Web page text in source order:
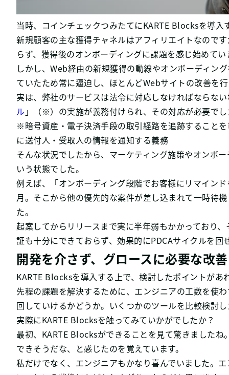
当時、コインチェックつみたてにKARTE Blocksを導
新規顧客の主な獲得チャネルはアフィリエイトなので
らず、獲得後のオンボーディングに課題を感じ始めて
しかし、Web経由の新規獲得の動線やオンボーディン
ていたため常に逼迫し、ほとんどWebサイトの改善を
実は、弊社のサービスは法令に対応しなければならな
ル 」（※）の実施が義務付けられ、その対応が必要で
※暗号資産・電子決済手段の取引経路を追跡すること
に送付人・受取人の情報を通知する義務
そんな状況でしたから、マーケティング施策やオンボ
いう状態でした。
例えば、「オンボーディング段階でお客様にリマイン
月。そこから他の優先的な案件が差し込まれて一時待
た。
起案してからリリースまで実に半年弱もかかっており
証も十分にできておらず、効果的にPDCAサイクルを回
開発を介さず、グロースに必要な改
KARTE Blocksを導入する上で、検討したポイントがあ
先程の課題を解決するために、エンジニアの工数を使
回していけるかどうか。いくつかのツールを比較検討
実際にKARTE Blocksを触ってみていかがでしたか？
最初、KARTE Blocksができることを見て驚きました
できそうだな、と感じたのを覚えています。
私だけでなく、エンジニアもかなり喜んでいました。